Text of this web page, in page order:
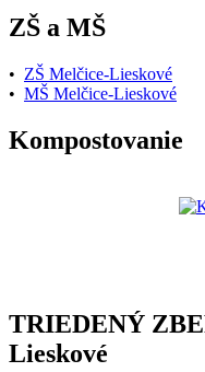
ZŠ a MŠ
• ZŠ Melčice-Lieskové
• MŠ Melčice-Lieskové
Kompostovanie
TRIEDENÝ
Lieskové